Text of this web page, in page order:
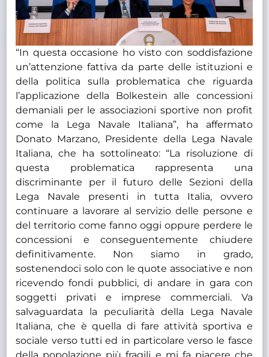
“In questa occasione ho visto con soddisfazione
un’attenzione fattiva da parte delle istituzioni e
della politica sulla problematica che riguarda
l’applicazione della Bolkestein alle concessioni
demaniali per le associazioni sportive non profit
come la Lega Navale Italiana”, ha affermato
Donato Marzano, Presidente della Lega Navale
Italiana, che ha sottolineato: “La risoluzione di
questa problematica rappresenta una
discriminante per il futuro delle Sezioni della
Lega Navale presenti in tutta Italia, ovvero
continuare a lavorare al servizio delle persone e
del territorio come fanno oggi oppure perdere le
concessioni e conseguentemente chiudere
definitivamente. Non siamo in grado,
sostenendoci solo con le quote associative e non
ricevendo fondi pubblici, di andare in gara con
soggetti privati e imprese commerciali. Va
salvaguardata la peculiarità della Lega Navale
Italiana, che è quella di fare attività sportiva e
sociale verso tutti ed in particolare verso le fasce